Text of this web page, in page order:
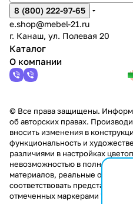
8 (800) 222-97-65
e.shop@mebel-21.ru
г. Канаш, ул. Полевая 20
Каталог
О компании
© Все права защищены.
об авторских правах.
вносить изменения в
функциональность и
различиями в настройках
невозможностью в полной мере
материалов, реальные оттенки
соответствовать
отмеченных маркерами